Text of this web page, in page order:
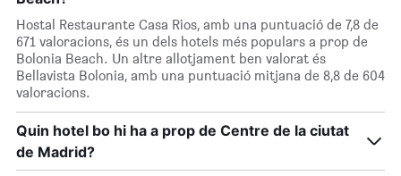
Hostal Restaurante Casa Rios, amb una puntuació de 7,8 de
671 valoracions, és un dels hotels més populars a prop de
Bolonia Beach. Un altre allotjament ben valorat és
Bellavista Bolonia, amb una puntuació mitjana de 8,8 de 604
valoracions.
Quin hotel bo hi ha a prop de Centre de la ciutat
de Madrid?